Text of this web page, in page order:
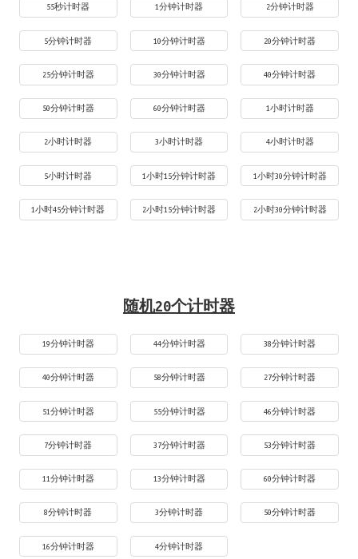
55秒计时器 1分钟计时器 2分钟计时器
5分钟计时器 10分钟计时器 20分钟计时器
25分钟计时器 30分钟计时器 40分钟计时器
50分钟计时器 60分钟计时器 1小时计时器
2小时计时器 3小时计时器 4小时计时器
5小时计时器 1小时15分钟计时器 1小时30分钟计时器
1小时45分钟计时器 2小时15分钟计时器 2小时30分钟计时器
随机20个计时器
19分钟计时器 44分钟计时器 38分钟计时器
40分钟计时器 58分钟计时器 27分钟计时器
51分钟计时器 55分钟计时器 46分钟计时器
7分钟计时器 37分钟计时器 53分钟计时器
11分钟计时器 13分钟计时器 60分钟计时器
8分钟计时器 3分钟计时器 50分钟计时器
16分钟计时器 4分钟计时器